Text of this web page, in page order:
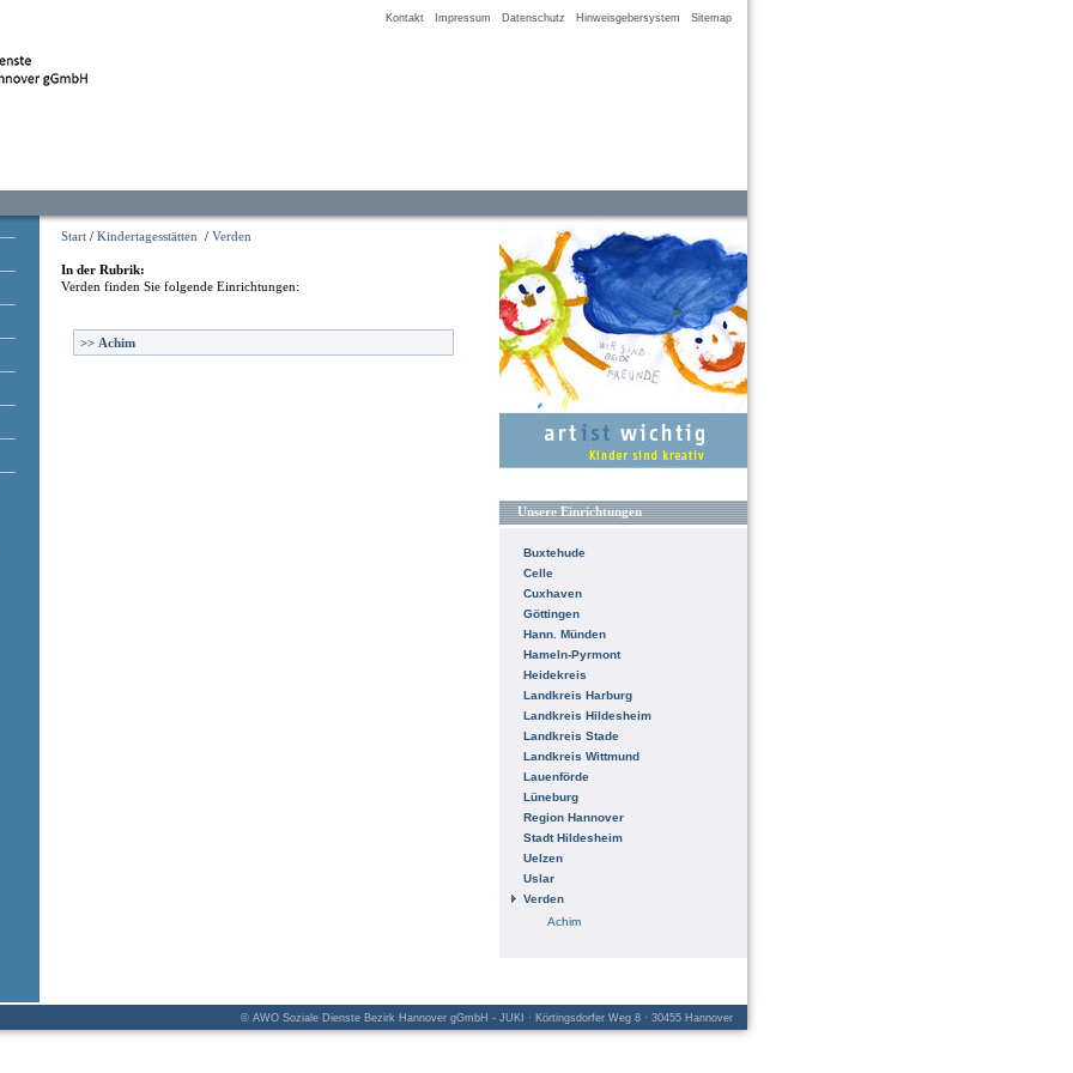
Kontakt Impressum Datenschutz Hinweisgebersystem Sitemap
Start / Kindertagesstätten / Verden
In der Rubrik:
Verden finden Sie folgende Einrichtungen:
>> Achim
Unsere Einrichtungen
Buxtehude
Celle
Cuxhaven
Göttingen
Hann. Münden
Hameln-Pyrmont
Heidekreis
Landkreis Harburg
Landkreis Hildesheim
Landkreis Stade
Landkreis Wittmund
Lauenförde
Lüneburg
Region Hannover
Stadt Hildesheim
Uelzen
Uslar
Verden
Achim
© AWO Soziale Dienste Bezirk Hannover gGmbH - JUKI · Körtingsdorfer Weg 8 · 30455 Hannover